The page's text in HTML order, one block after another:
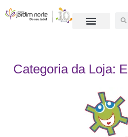
Categoria da Loja: E